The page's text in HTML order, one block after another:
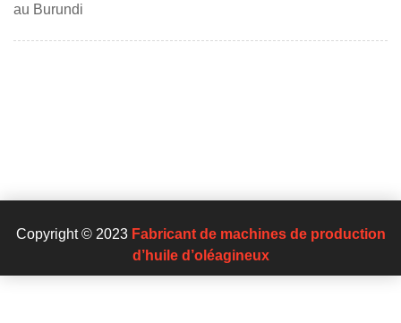
au Burundi
Copyright © 2023 Fabricant de machines de production
d’huile d’oléagineux